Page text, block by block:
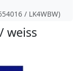
/ LK4WBW)
weiss